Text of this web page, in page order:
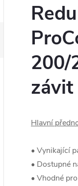
200/
Hlavní
• Vynikající
• Dostupné
• Vhodné